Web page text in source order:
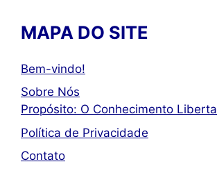
MAPA DO SITE
Bem-vindo!
Sobre Nós
Propósito: O Conhecimento Liberta
Política de Privacidade
Contato